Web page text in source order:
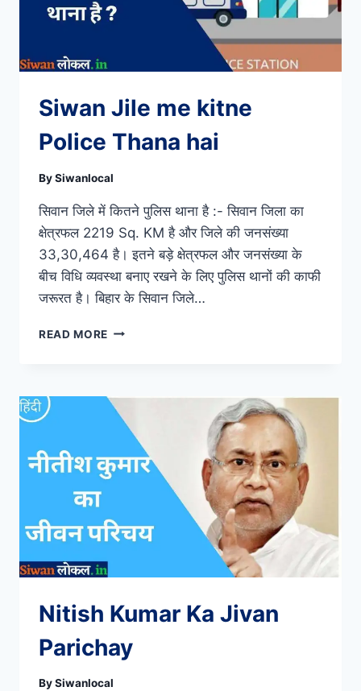
Siwan Jile me kitne
Police Thana hai
BySiwanlocal
सिवान जिले में कितने पुलिस थाना है :- सिवान जिला का
क्षेत्रफल 2219 Sq. KM है और जिले की जनसंख्या
33,30,464 है। इतने बड़े क्षेत्रफल और जनसंख्या के
बीच विधि व्यवस्था बनाए रखने के लिए पुलिस थानों की काफी
जरूरत है। बिहार के सिवान जिले…
READ MORE SIWAN
POLICE
THANA
HAI
Nitish Kumar Ka Jivan
Parichay
BySiwanlocal